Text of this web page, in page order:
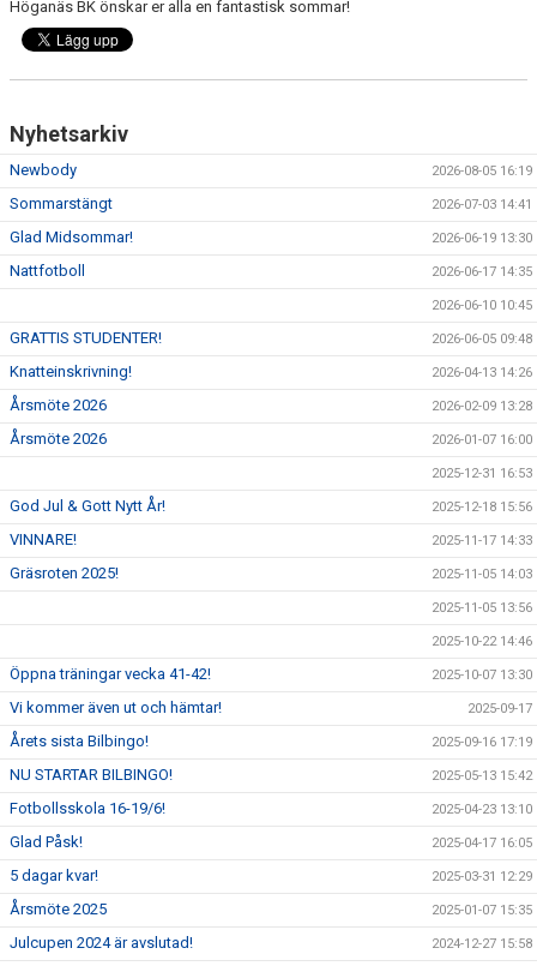
MATCHER
Höganäs BK önskar er alla en fantastisk sommar!
Nyhetsarkiv
Newbody 2026-08-05 16:19
Sommarstängt 2026-07-03 14:41
Glad Midsommar! 2026-06-19 13:30
Nattfotboll 2026-06-17 14:35
2026-06-10 10:45
GRATTIS STUDENTER! 2026-06-05 09:48
Knatteinskrivning! 2026-04-13 14:26
Årsmöte 2026 2026-02-09 13:28
Årsmöte 2026 2026-01-07 16:00
2025-12-31 16:53
God Jul & Gott Nytt År! 2025-12-18 15:56
VINNARE! 2025-11-17 14:33
Gräsroten 2025! 2025-11-05 14:03
2025-11-05 13:56
2025-10-22 14:46
Öppna träningar vecka 41-42! 2025-10-07 13:30
Vi kommer även ut och hämtar! 2025-09-17
Årets sista Bilbingo! 2025-09-16 17:19
NU STARTAR BILBINGO! 2025-05-13 15:42
Fotbollsskola 16-19/6! 2025-04-23 13:10
Glad Påsk! 2025-04-17 16:05
5 dagar kvar! 2025-03-31 12:29
Årsmöte 2025 2025-01-07 15:35
Julcupen 2024 är avslutad! 2024-12-27 15:58